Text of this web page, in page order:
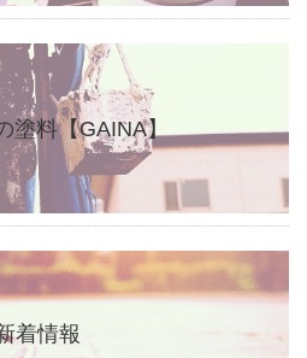
塗料【GAINA】
着情報